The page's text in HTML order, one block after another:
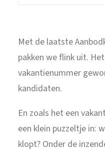
Met de laatste
pakken we flink uit.
vakantienummer
kandidaten.
En zoals het een
een klein puzzeltje in:
klopt? Onder de